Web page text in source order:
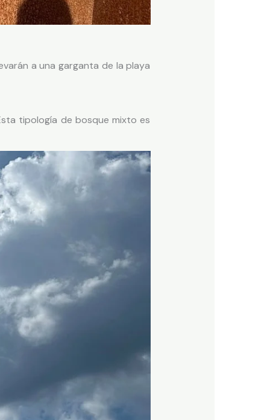
a una garganta de la playa
tipología de bosque mixto es